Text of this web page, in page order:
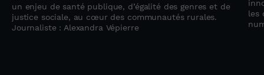
un enjeu de santé publique, d’égalité des genres et de
justice sociale, au cœur des communautés rurales.
Journaliste : Alexandra Vépierre
les